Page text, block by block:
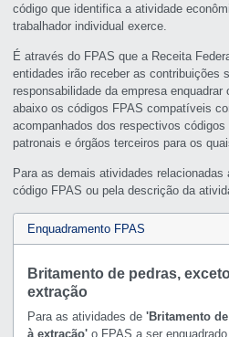
código que identifica a atividade
trabalhador individual exerce.
É através do FPAS que a Receita
entidades irão receber as contribuições
responsabilidade da empresa
abaixo os códigos FPAS compatíveis
acompanhados dos respectivos
patronais e órgãos terceiros para os
Para as demais atividades
código FPAS ou pela descrição da
Enquadramento FPAS
Britamento de pedras,
extração
Para as atividades de 'Britamento
à extração'o FPAS a ser